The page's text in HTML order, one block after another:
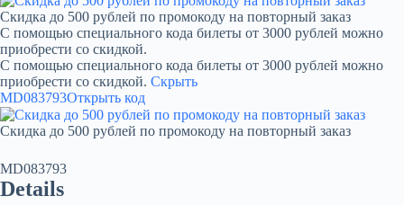
Скидка до 500 рублей по промокоду на повторный заказ
С помощью специального кода билеты от 3000 рублей можно
приобрести со скидкой.
С помощью специального кода билеты от 3000 рублей можно
приобрести со скидкой. Скрыть
MD083793Открыть код
Скидка до 500 рублей по промокоду на повторный заказ
MD083793
Details